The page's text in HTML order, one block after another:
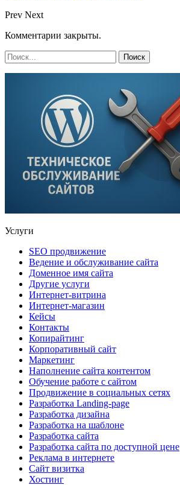
Prev Next
Комментарии закрыты.
Услуги
SEO продвижение
Ведение и обслуживание сайта
Доменное имя сайта
Другие услуги
Интернет-витрина
Интернет-магазин
Кейсы
Контакты
Копирайтинг
Корпоративный сайт
Маркетинг
Наполнение сайта контентом
Обучение работе с сайтом
Продвижение в социальных сетях
Разработка Landing-page
Разработка дизайна
Разработка на шаблоне
Разработка сайта
Разработка сайта по доступной цене
Реклама в интернете
Сайт визитка
Хостинг